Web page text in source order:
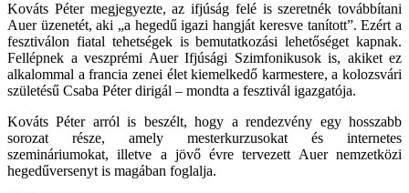
Kováts Péter megjegyezte, az ifjúság felé is szeretnék továbbítani
Auer üzenetét, aki „a hegedű igazi hangját keresve tanított”. Ezért a
fesztiválon fiatal tehetségek is bemutatkozási lehetőséget kapnak.
Fellépnek a veszprémi Auer Ifjúsági Szimfonikusok is, akiket ez
alkalommal a francia zenei élet kiemelkedő karmestere, a kolozsvári
születésű Csaba Péter dirigál – mondta a fesztivál igazgatója.
Kováts Péter arról is beszélt, hogy a rendezvény egy hosszabb
sorozat része, amely mesterkurzusokat és internetes
szemináriumokat, illetve a jövő évre tervezett Auer nemzetközi
hegedűversenyt is magában foglalja.